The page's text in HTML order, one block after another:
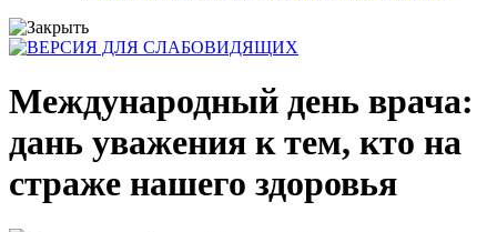
Международный день врача:
дань уважения к тем, кто на
страже нашего здоровья